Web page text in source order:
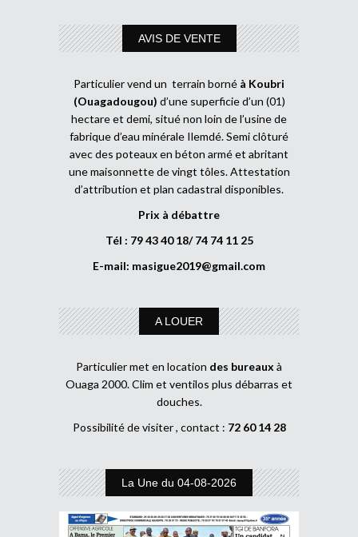
AVIS DE VENTE
Particulier vend un terrain borné à Koubri
(Ouagadougou) d’une superficie d’un (01)
hectare et demi, situé non loin de l’usine de
fabrique d’eau minérale Ilemdé. Semi clôturé
avec des poteaux en béton armé et abritant
une maisonnette de vingt tôles. Attestation
d’attribution et plan cadastral disponibles.
Prix à débattre
Tél : 79 43 40 18/ 74 74 11 25
E-mail: masigue2019@gmail.com
A LOUER
Particulier met en location des bureaux à
Ouaga 2000. Clim et ventilos plus débarras et
douches.
Possibilité de visiter , contact : 72 60 14 28
La Une du 04-08-2026